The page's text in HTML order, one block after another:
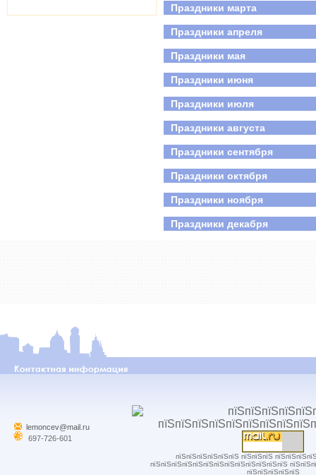
Праздники марта
Праздники апреля
Праздники мая
Праздники июня
Праздники июля
Праздники августа
Праздники сентября
Праздники октября
Праздники ноября
Праздники декабря
lemoncev@mail.ru
697-726-601
пїЅпїЅпїЅпїЅпїЅпїЅ пїЅпїЅпїЅ
пїЅпїЅпїЅпїЅпїЅпїЅпїЅпїЅпїЅпїЅпїЅпїЅпїЅ
пїЅпїЅпїЅпїЅпїЅ